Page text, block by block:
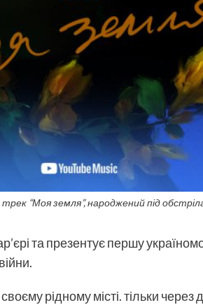
“Моя земля”, народжений під
та презентує першу
рідному місті. тільки